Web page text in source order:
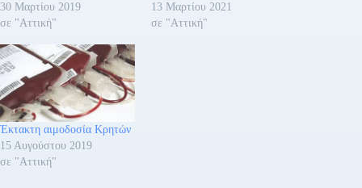
30 Μαρτίου 2019
σε "Αττική"
13 Μαρτίου 2021
σε "Αττική"
Έκτακτη αιμοδοσία Κρητών
15 Αυγούστου 2019
σε "Αττική"